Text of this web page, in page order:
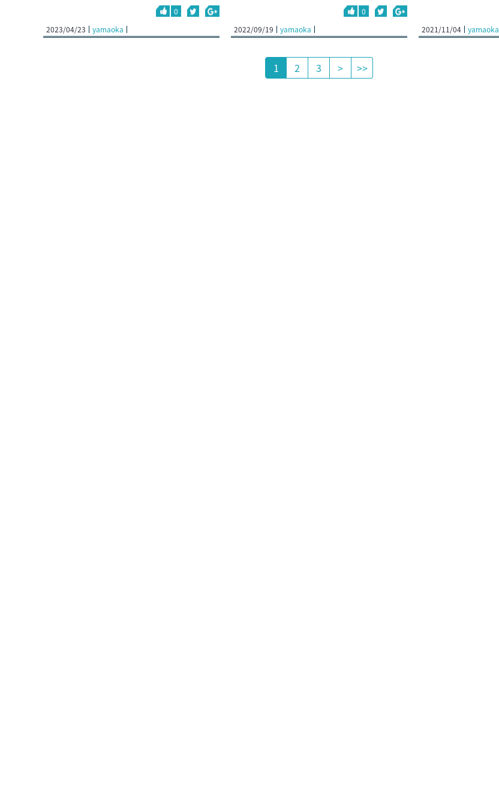
0
2023/04/23
yamaoka
0
2022/09/19
yamaoka
2021/11/04
yamaoka
1 2 3 > >>